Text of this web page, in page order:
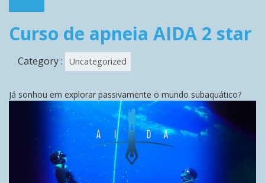
Curso de apneia AIDA 2 star
Category : Uncategorized
Já sonhou em explorar passivamente o mundo subaquático?